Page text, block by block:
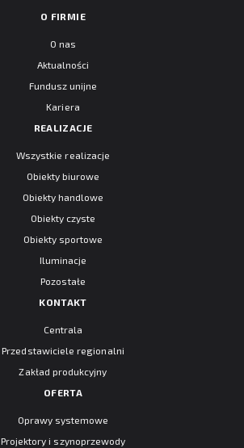
O FIRMIE
O nas
Aktualności
Fundusz unijne
Kariera
REALIZACJE
Wszystkie realizacje
Obiekty biurowe
Obiekty handlowe
Obiekty czyste
Obiekty sportowe
Iluminacje
Pozostałe
KONTAKT
Centrala
Przedstawiciele regionalni
Zakład produkcyjny
OFERTA
Oprawy systemowe
Projektory i szynoprzewody